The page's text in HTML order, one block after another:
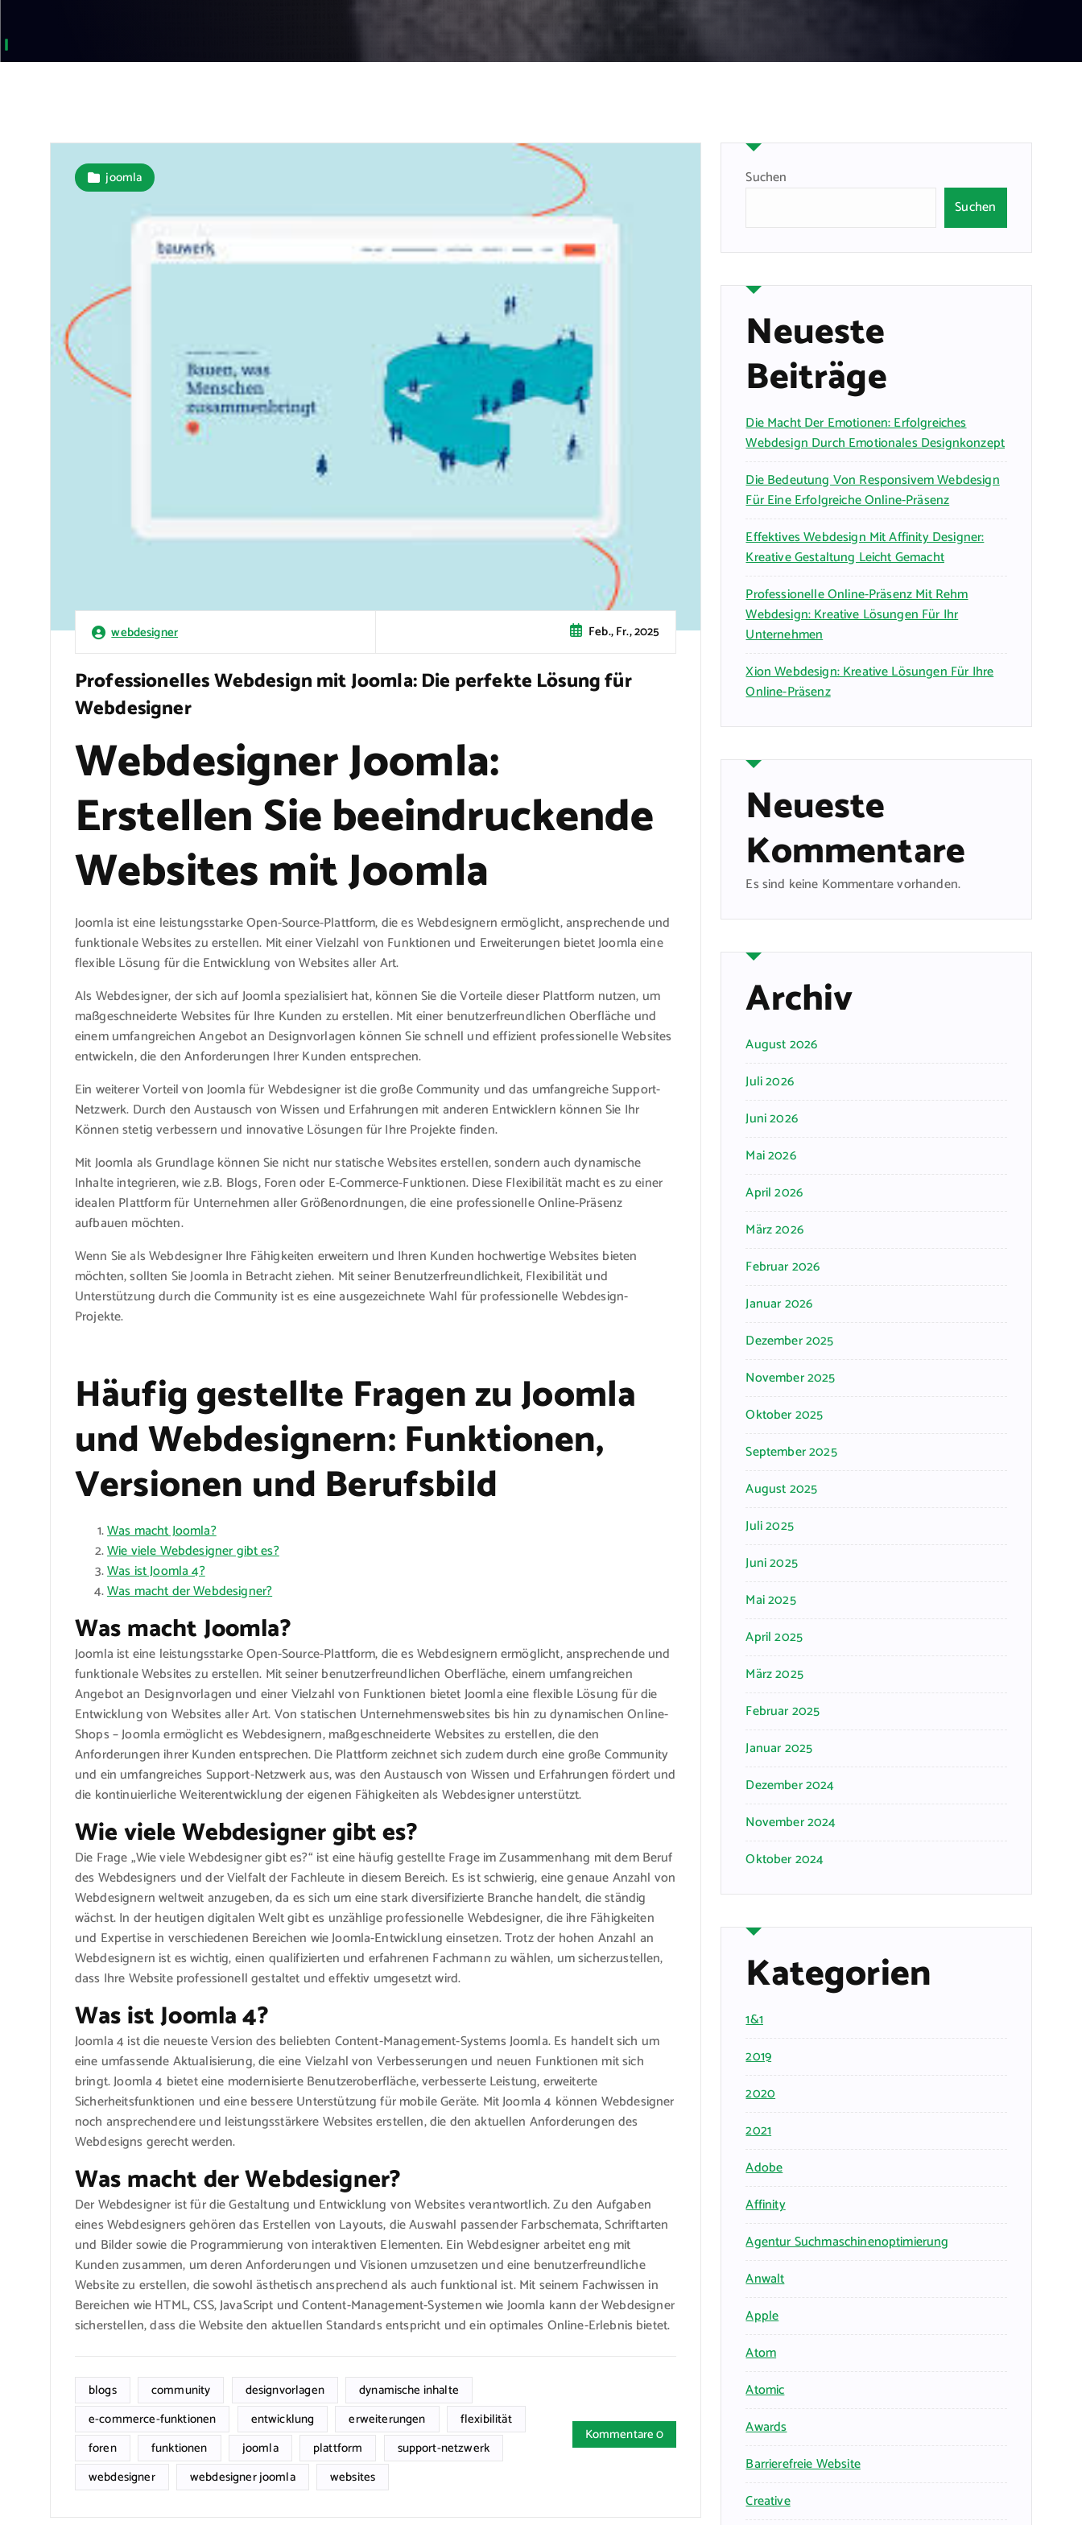
webdesigner Feb., Fr., 2025
joomla
Professionelles Webdesign mit Joomla: Die perfekte Lösung für
Webdesigner
Webdesigner Joomla:
Erstellen Sie beeindruckende
Websites mit Joomla
Joomla ist eine leistungsstarke Open-Source-Plattform, die es Webdesignern ermöglicht, ansprechende und
funktionale Websites zu erstellen. Mit einer Vielzahl von Funktionen und Erweiterungen bietet Joomla eine
flexible Lösung für die Entwicklung von Websites aller Art.
Als Webdesigner, der sich auf Joomla spezialisiert hat, können Sie die Vorteile dieser Plattform nutzen, um
maßgeschneiderte Websites für Ihre Kunden zu erstellen. Mit einer benutzerfreundlichen Oberfläche und
einem umfangreichen Angebot an Designvorlagen können Sie schnell und effizient professionelle Websites
entwickeln, die den Anforderungen Ihrer Kunden entsprechen.
Ein weiterer Vorteil von Joomla für Webdesigner ist die große Community und das umfangreiche Support-
Netzwerk. Durch den Austausch von Wissen und Erfahrungen mit anderen Entwicklern können Sie Ihr
Können stetig verbessern und innovative Lösungen für Ihre Projekte finden.
Mit Joomla als Grundlage können Sie nicht nur statische Websites erstellen, sondern auch dynamische
Inhalte integrieren, wie z.B. Blogs, Foren oder E-Commerce-Funktionen. Diese Flexibilität macht es zu einer
idealen Plattform für Unternehmen aller Größenordnungen, die eine professionelle Online-Präsenz
aufbauen möchten.
Wenn Sie als Webdesigner Ihre Fähigkeiten erweitern und Ihren Kunden hochwertige Websites bieten
möchten, sollten Sie Joomla in Betracht ziehen. Mit seiner Benutzerfreundlichkeit, Flexibilität und
Unterstützung durch die Community ist es eine ausgezeichnete Wahl für professionelle Webdesign-
Projekte.
Häufig gestellte Fragen zu Joomla
und Webdesignern: Funktionen,
Versionen und Berufsbild
Was macht Joomla?
Wie viele Webdesigner gibt es?
Was ist Joomla 4?
Was macht der Webdesigner?
Was macht Joomla?
Joomla ist eine leistungsstarke Open-Source-Plattform, die es Webdesignern ermöglicht, ansprechende und
funktionale Websites zu erstellen. Mit seiner benutzerfreundlichen Oberfläche, einem umfangreichen
Angebot an Designvorlagen und einer Vielzahl von Funktionen bietet Joomla eine flexible Lösung für die
Entwicklung von Websites aller Art. Von statischen Unternehmenswebsites bis hin zu dynamischen Online-
Shops – Joomla ermöglicht es Webdesignern, maßgeschneiderte Websites zu erstellen, die den
Anforderungen ihrer Kunden entsprechen. Die Plattform zeichnet sich zudem durch eine große Community
und ein umfangreiches Support-Netzwerk aus, was den Austausch von Wissen und Erfahrungen fördert und
die kontinuierliche Weiterentwicklung der eigenen Fähigkeiten als Webdesigner unterstützt.
Wie viele Webdesigner gibt es?
Die Frage „Wie viele Webdesigner gibt es?“ ist eine häufig gestellte Frage im Zusammenhang mit dem Beruf
des Webdesigners und der Vielfalt der Fachleute in diesem Bereich. Es ist schwierig, eine genaue Anzahl von
Webdesignern weltweit anzugeben, da es sich um eine stark diversifizierte Branche handelt, die ständig
wächst. In der heutigen digitalen Welt gibt es unzählige professionelle Webdesigner, die ihre Fähigkeiten
und Expertise in verschiedenen Bereichen wie Joomla-Entwicklung einsetzen. Trotz der hohen Anzahl an
Webdesignern ist es wichtig, einen qualifizierten und erfahrenen Fachmann zu wählen, um sicherzustellen,
dass Ihre Website professionell gestaltet und effektiv umgesetzt wird.
Was ist Joomla 4?
Joomla 4 ist die neueste Version des beliebten Content-Management-Systems Joomla. Es handelt sich um
eine umfassende Aktualisierung, die eine Vielzahl von Verbesserungen und neuen Funktionen mit sich
bringt. Joomla 4 bietet eine modernisierte Benutzeroberfläche, verbesserte Leistung, erweiterte
Sicherheitsfunktionen und eine bessere Unterstützung für mobile Geräte. Mit Joomla 4 können Webdesigner
noch ansprechendere und leistungsstärkere Websites erstellen, die den aktuellen Anforderungen des
Webdesigns gerecht werden.
Was macht der Webdesigner?
Der Webdesigner ist für die Gestaltung und Entwicklung von Websites verantwortlich. Zu den Aufgaben
eines Webdesigners gehören das Erstellen von Layouts, die Auswahl passender Farbschemata, Schriftarten
und Bilder sowie die Programmierung von interaktiven Elementen. Ein Webdesigner arbeitet eng mit
Kunden zusammen, um deren Anforderungen und Visionen umzusetzen und eine benutzerfreundliche
Website zu erstellen, die sowohl ästhetisch ansprechend als auch funktional ist. Mit seinem Fachwissen in
Bereichen wie HTML, CSS, JavaScript und Content-Management-Systemen wie Joomla kann der Webdesigner
sicherstellen, dass die Website den aktuellen Standards entspricht und ein optimales Online-Erlebnis bietet.
blogs community designvorlagen
dynamische inhalte
e-commerce-funktionen
entwicklung erweiterungen
flexibilität
foren
funktionen joomla plattform
support-netzwerk
webdesigner
webdesigner joomla websites
Kommentare 0
Suchen
Suchen
Neueste
Beiträge
Die Macht Der Emotionen: Erfolgreiches
Webdesign Durch Emotionales Designkonzept
Die Bedeutung Von Responsivem Webdesign
Für Eine Erfolgreiche Online-Präsenz
Effektives Webdesign Mit Affinity Designer:
Kreative Gestaltung Leicht Gemacht
Professionelle Online-Präsenz Mit Rehm
Webdesign: Kreative Lösungen Für Ihr
Unternehmen
Xion Webdesign: Kreative Lösungen Für Ihre
Online-Präsenz
Neueste
Kommentare
Es sind keine Kommentare vorhanden.
Archiv
August 2026
Juli 2026
Juni 2026
Mai 2026
April 2026
März 2026
Februar 2026
Januar 2026
Dezember 2025
November 2025
Oktober 2025
September 2025
August 2025
Juli 2025
Juni 2025
Mai 2025
April 2025
März 2025
Februar 2025
Januar 2025
Dezember 2024
November 2024
Oktober 2024
Kategorien
1&1
2019
2020
2021
Adobe
Affinity
Agentur Suchmaschinenoptimierung
Anwalt
Apple
Atom
Atomic
Awards
Barrierefreie Website
Creative